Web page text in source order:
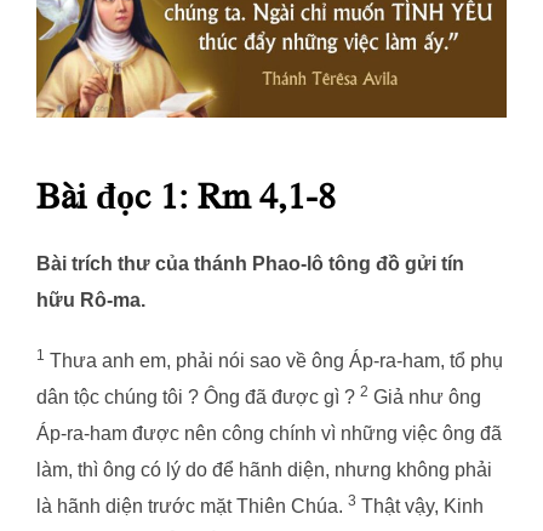
Bài đọc 1: Rm 4,1-8
Bài trích thư của thánh Phao-lô tông đồ gửi tín
hữu Rô-ma.
1 Thưa anh em, phải nói sao về ông Áp-ra-ham, tổ phụ
dân tộc chúng tôi ? Ông đã được gì ? 2 Giả như ông
Áp-ra-ham được nên công chính vì những việc ông đã
làm, thì ông có lý do để hãnh diện, nhưng không phải
là hãnh diện trước mặt Thiên Chúa. 3 Thật vậy, Kinh